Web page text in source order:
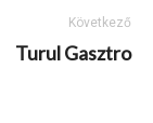
Következő
Turul Gasztro